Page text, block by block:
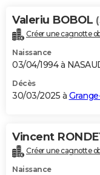
Alimentation
Guide de la santé
Maladies
Médicaments
Sommeil
VOYAGE
Destinations
City break
Voyage nature
Voyage de noces
Forum
Climat
+PHOTO
GUIDES D'ACHAT
BONS PLANS
Carte de Noël
Carte Bonne année
Carte Saint-Valentin
Carte Pâques
Carte d'anniversaire
DICTIONNAIRE
PROGRAMME TV
Valeriu BOBOL
Créer une cagnotte
Naissance
03/04/1994 à
Décès
30/03/2025 à
Vincent
Créer une cagnotte
Naissance